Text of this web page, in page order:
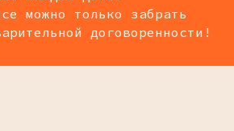
можно только забрать
договоренности!